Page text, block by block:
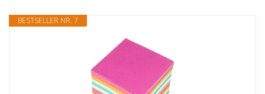
BESTSELLER NR. 7